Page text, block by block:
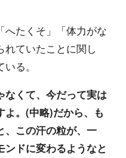
へたくそ」「体力がな
れていたことに関し
る。
なくて、今だって実は
よ。(中略)だから、も
、この汗の粒が、一
ドに変わるようなと